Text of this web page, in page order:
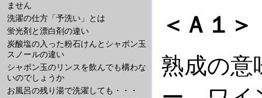
ません
洗濯の仕方「予洗い」とは
蛍光剤と漂白剤の違い
炭酸塩の入った粉石けんとシャボン玉
スノールの違い
シャボン玉のリンスを飲んでも構わな
いのでしょうか
お風呂の残り湯で洗濯しても・・・
＜Ａ１＞
熟成の意